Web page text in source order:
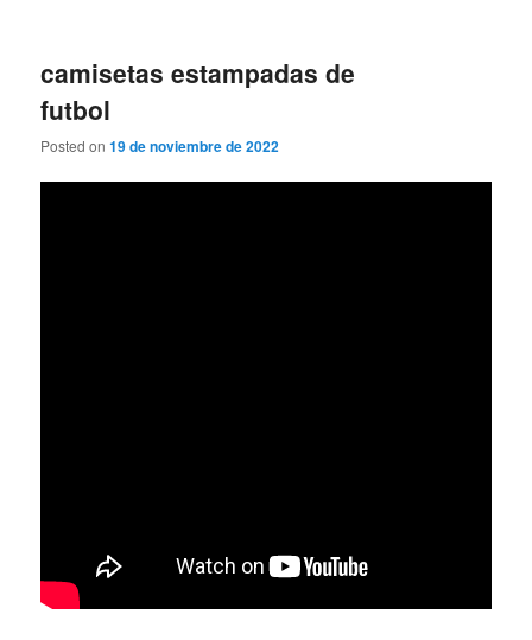
camisetas estampadas de
futbol
Posted on19 de noviembre de 2022